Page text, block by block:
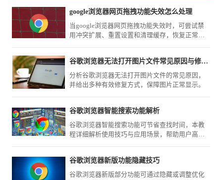
google浏览器网页拖拽功能失效怎么处理
当google浏览器网页拖拽功能失效时，可尝试禁
用冲突扩展、重置设置和清理缓存，恢复正常交
谷歌浏览器无法打开图片文件常见原因与修复方式
分析谷歌浏览器无法打开图片文件的常见原因，
并给出多种有效修复方式，保障图片正常显示。
谷歌浏览器智能搜索功能解析
谷歌浏览器智能搜索功能可节省查找时间，本教
程详细解析使用技巧与应用场景，帮助用户高效
谷歌浏览器新版功能隐藏技巧
谷歌浏览器新版部分功能可通过隐藏或调整优化